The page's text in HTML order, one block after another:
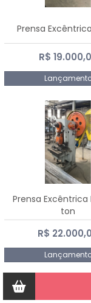
Prensa
R$
Prensa Excêntrica
ton
R$